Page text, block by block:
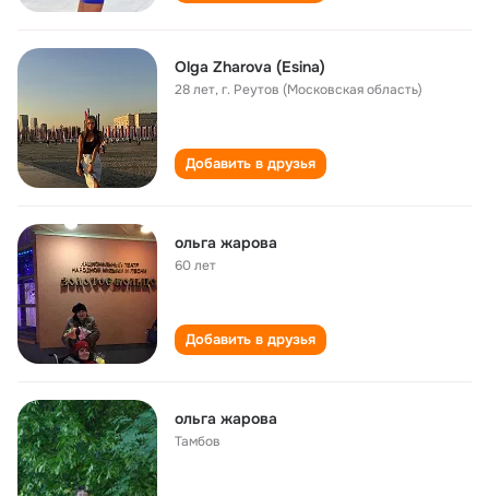
Olga Zharova (Esina)
28 лет,г. Реутов (Московская область)
Добавить в друзья
ольга жарова
60 лет
Добавить в друзья
ольга жарова
Тамбов